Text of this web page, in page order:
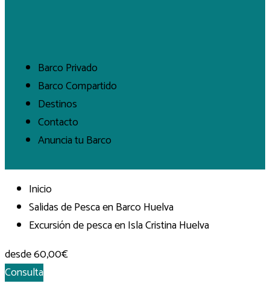
Barco Privado
Barco Compartido
Destinos
Contacto
Anuncia tu Barco
Inicio
Salidas de Pesca en Barco Huelva
Excursión de pesca en Isla Cristina Huelva
desde60,00€
Consulta